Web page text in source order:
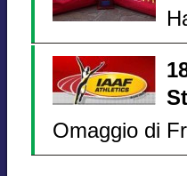
Omaggio di